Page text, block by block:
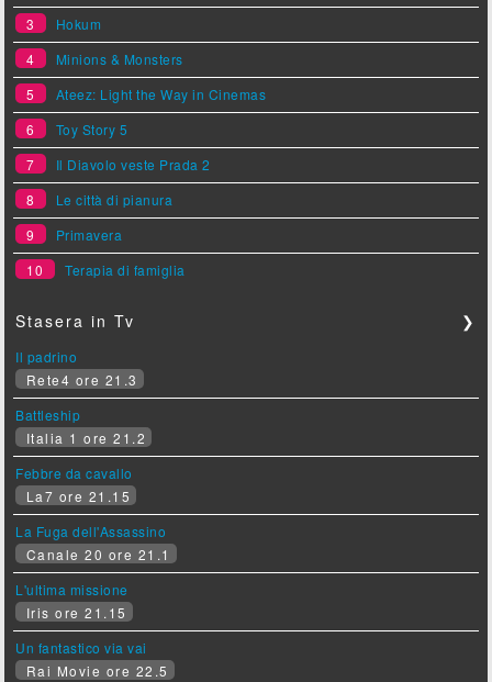
3
Hokum
4
Minions & Monsters
5
Ateez: Light the Way in Cinemas
6
Toy Story 5
7
Il Diavolo veste Prada 2
8
Le città di pianura
9
Primavera
10
Terapia di famiglia
Stasera in Tv ❯
Il padrino
Rete4 ore 21.3
Battleship
Italia 1 ore 21.2
Febbre da cavallo
La7 ore 21.15
La Fuga dell'Assassino
Canale 20 ore 21.1
L'ultima missione
Iris ore 21.15
Un fantastico via vai
Rai Movie ore 22.5